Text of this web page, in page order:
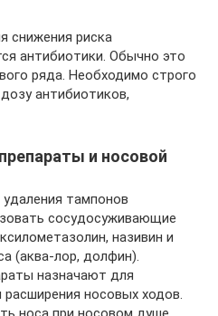
снижения риска
антибиотики. Обычно это
ряда. Необходимо строго
антибиотиков,
и носовой
тампонов
сосудосуживающие
називин и
(аква-лор, долфин).
назначают для
носовых ходов.